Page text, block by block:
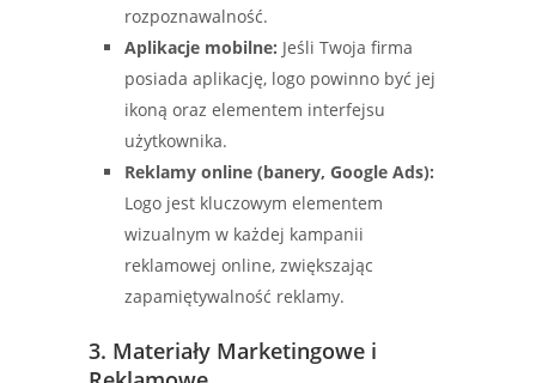
rozpoznawalność.
Aplikacje mobilne: Jeśli Twoja firma
posiada aplikację, logo powinno być jej
ikoną oraz elementem interfejsu
użytkownika.
Reklamy online (banery, Google Ads):
Logo jest kluczowym elementem
wizualnym w każdej kampanii
reklamowej online, zwiększając
zapamiętywalność reklamy.
3. Materiały Marketingowe i